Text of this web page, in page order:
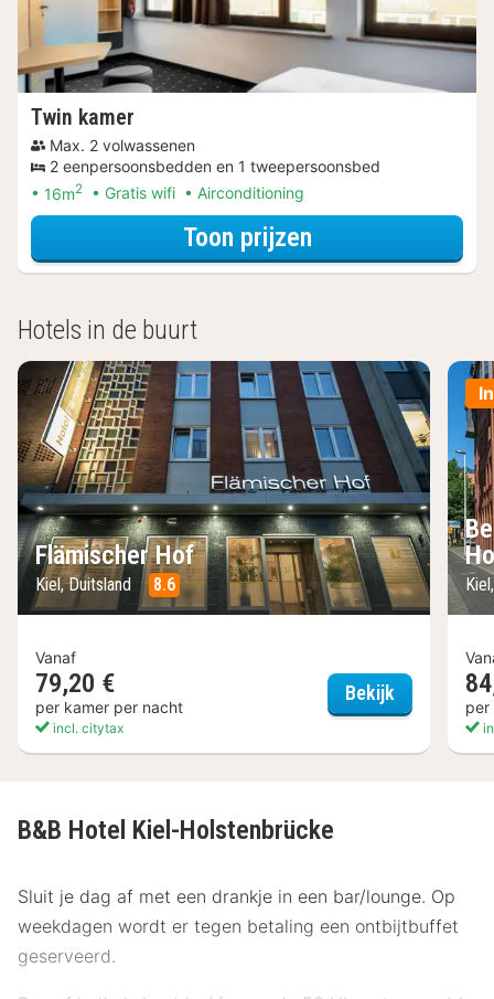
Twin kamer
Max. 2 volwassenen
2 eenpersoonsbedden en 1 tweepersoonsbed
16m2 Gratis wifi Airconditioning
Toon prijzenvoor Beleef de
Hotels in de buurt
Flämischer Hof
Kiel, Duitsland 8.6
Vanaf
79,20 €
per kamer per nacht
incl. citytax
Bekijk Flämischer
per
B&B Hotel Kiel-Holstenbrücke
Sluit je dag af met een drankje in een bar/lounge. Op
weekdagen wordt er tegen betaling een ontbijtbuffet
geserveerd.